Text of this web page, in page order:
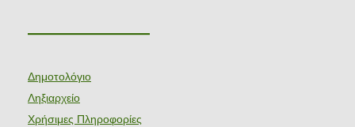
———————
Δημοτολόγιο
Ληξιαρχείο
Χρήσιμες Πληροφορίες